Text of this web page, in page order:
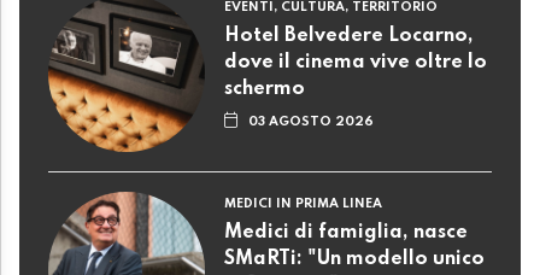
EVENTI, CULTURA, TERRITORIO
Hotel Belvedere Locarno,
dove il cinema vive oltre lo
schermo
03 AGOSTO 2026
MEDICI IN PRIMA LINEA
Medici di famiglia, nasce
SMaRTi: "Un modello unico